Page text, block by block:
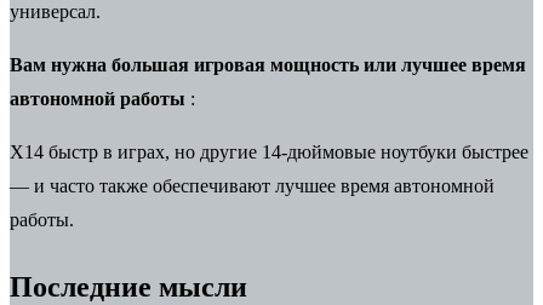
универсал.
Вам нужна большая игровая мощность или лучшее время
автономной работы :
X14 быстр в играх, но другие 14-дюймовые ноутбуки быстрее
— и часто также обеспечивают лучшее время автономной
работы.
Последние мысли